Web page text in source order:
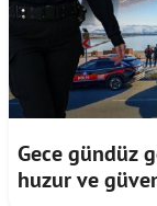
Gece gündüz
huzur ve